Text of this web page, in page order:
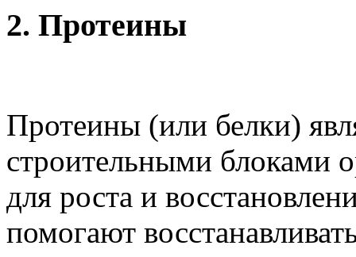
2. Протеины
Протеины (или белки)
строительными блоками
для роста и
помогают